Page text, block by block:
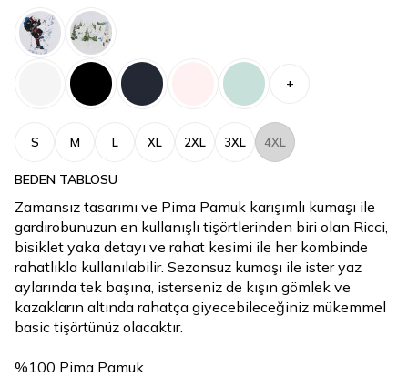
+
S M L XL 2XL 3XL 4XL
BEDEN TABLOSU
Zamansız tasarımı ve Pima Pamuk karışımlı kumaşı ile
gardırobunuzun en kullanışlı tişörtlerinden biri olan Ricci,
bisiklet yaka detayı ve rahat kesimi ile her kombinde
rahatlıkla kullanılabilir. Sezonsuz kumaşı ile ister yaz
aylarında tek başına, isterseniz de kışın gömlek ve
kazakların altında rahatça giyecebileceğiniz mükemmel
basic tişörtünüz olacaktır.
%100 Pima Pamuk